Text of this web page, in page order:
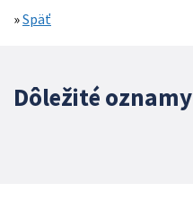
»Späť
Dôležité oznamy